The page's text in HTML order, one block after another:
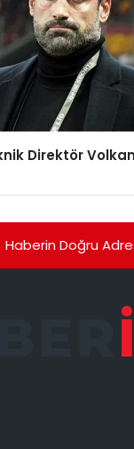
Direktör
Haberin Doğru